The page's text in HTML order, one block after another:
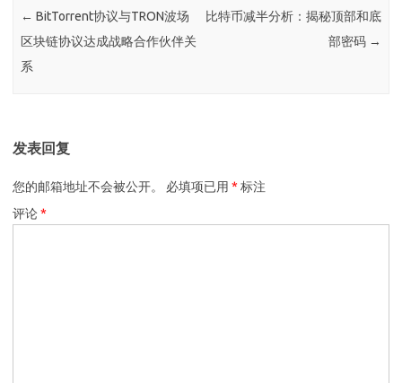
← BitTorrent协议与TRON波场
区块链协议达成战略合作伙伴关
系
比特币减半分析：揭秘顶部和底
部密码 →
发表回复
您的邮箱地址不会被公开。 必填项已用 * 标注
评论*